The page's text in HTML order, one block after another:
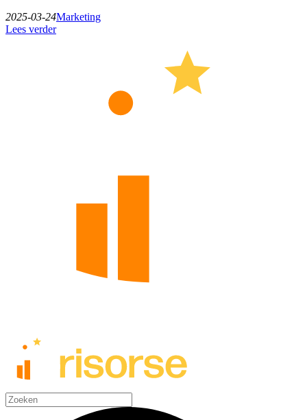
2025-03-24Marketing
Lees verder